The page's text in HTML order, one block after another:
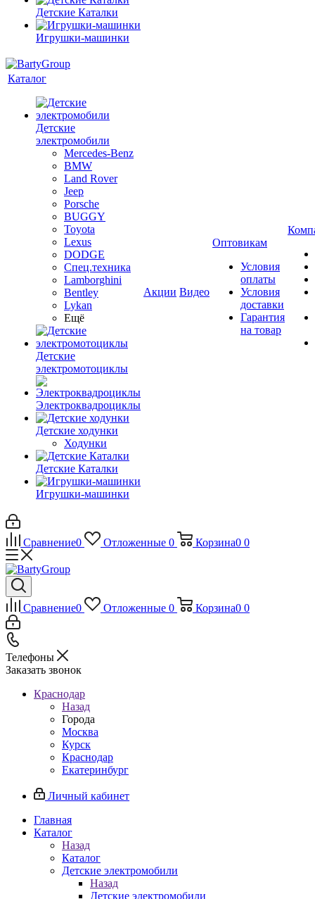
Детские Каталки
Игрушки-машинки
Каталог
Детские
электромобили
Mercedes-Benz
BMW
Land Rover
Jeep
Porsche
BUGGY
Toyota
Lexus
DODGE
Спец.техника
Lamborghini
Bentley
Lykan
Ещё
Детские
электромотоциклы
Электроквадроциклы
Детские ходунки
Ходунки
Детские Каталки
Игрушки-машинки
Акции Видео
Оптовикам
Условия
оплаты
Условия
доставки
Гарантия
на товар
Сравнение0 Отложенные 0 Корзина0 0
Сравнение0 Отложенные 0 Корзина0 0
Телефоны
Заказать звонок
Краснодар
Назад
Города
Москва
Курск
Краснодар
Екатеринбург
Личный кабинет
Главная
Каталог
Назад
Каталог
Детские электромобили
Назад
Детские электромобили